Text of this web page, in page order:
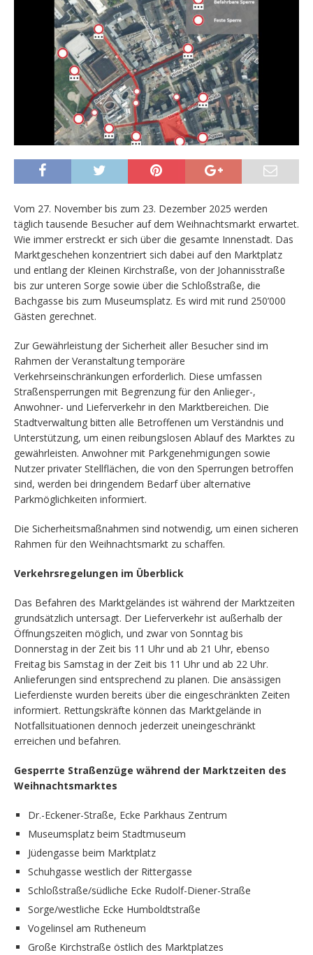
Vom 27. November bis zum 23. Dezember 2025 werden
täglich tausende Besucher auf dem Weihnachtsmarkt erwartet.
Wie immer erstreckt er sich über die gesamte Innenstadt. Das
Marktgeschehen konzentriert sich dabei auf den Marktplatz
und entlang der Kleinen Kirchstraße, von der Johannisstraße
bis zur unteren Sorge sowie über die Schloßstraße, die
Bachgasse bis zum Museumsplatz. Es wird mit rund 250’000
Gästen gerechnet.
Zur Gewährleistung der Sicherheit aller Besucher sind im
Rahmen der Veranstaltung temporäre
Verkehrseinschränkungen erforderlich. Diese umfassen
Straßensperrungen mit Begrenzung für den Anlieger-,
Anwohner- und Lieferverkehr in den Marktbereichen. Die
Stadtverwaltung bitten alle Betroffenen um Verständnis und
Unterstützung, um einen reibungslosen Ablauf des Marktes zu
gewährleisten. Anwohner mit Parkgenehmigungen sowie
Nutzer privater Stellflächen, die von den Sperrungen betroffen
sind, werden bei dringendem Bedarf über alternative
Parkmöglichkeiten informiert.
Die Sicherheitsmaßnahmen sind notwendig, um einen sicheren
Rahmen für den Weihnachtsmarkt zu schaffen.
Verkehrsregelungen im Überblick
Das Befahren des Marktgeländes ist während der Marktzeiten
grundsätzlich untersagt. Der Lieferverkehr ist außerhalb der
Öffnungszeiten möglich, und zwar von Sonntag bis
Donnerstag in der Zeit bis 11 Uhr und ab 21 Uhr, ebenso
Freitag bis Samstag in der Zeit bis 11 Uhr und ab 22 Uhr.
Anlieferungen sind entsprechend zu planen. Die ansässigen
Lieferdienste wurden bereits über die eingeschränkten Zeiten
informiert. Rettungskräfte können das Marktgelände in
Notfallsituationen dennoch jederzeit uneingeschränkt
erreichen und befahren.
Gesperrte Straßenzüge während der Marktzeiten des
Weihnachtsmarktes
Dr.-Eckener-Straße, Ecke Parkhaus Zentrum
Museumsplatz beim Stadtmuseum
Jüdengasse beim Marktplatz
Schuhgasse westlich der Rittergasse
Schloßstraße/südliche Ecke Rudolf-Diener-Straße
Sorge/westliche Ecke Humboldtstraße
Vogelinsel am Rutheneum
Große Kirchstraße östlich des Marktplatzes